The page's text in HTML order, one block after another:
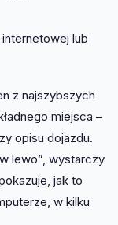
lub
z najszybszych
miejsca –
opisu dojazdu.
lewo”, wystarczy
jak to
w kilku